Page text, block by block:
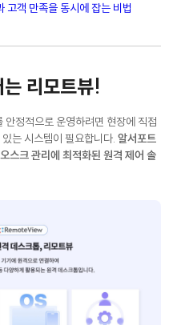
고객 만족을 동시에 잡는 비법
리모트뷰!
정적으로 운영하려면 현장에 직접
는 시스템이 필요합니다. 알서포트
스크 관리에 최적화된 원격 제어 솔